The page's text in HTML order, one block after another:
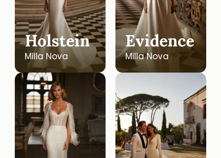
Holstein
Milla Nova
Evidence
Milla Nova